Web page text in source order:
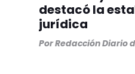
destacó la
jurídica
PorRedacción Diario